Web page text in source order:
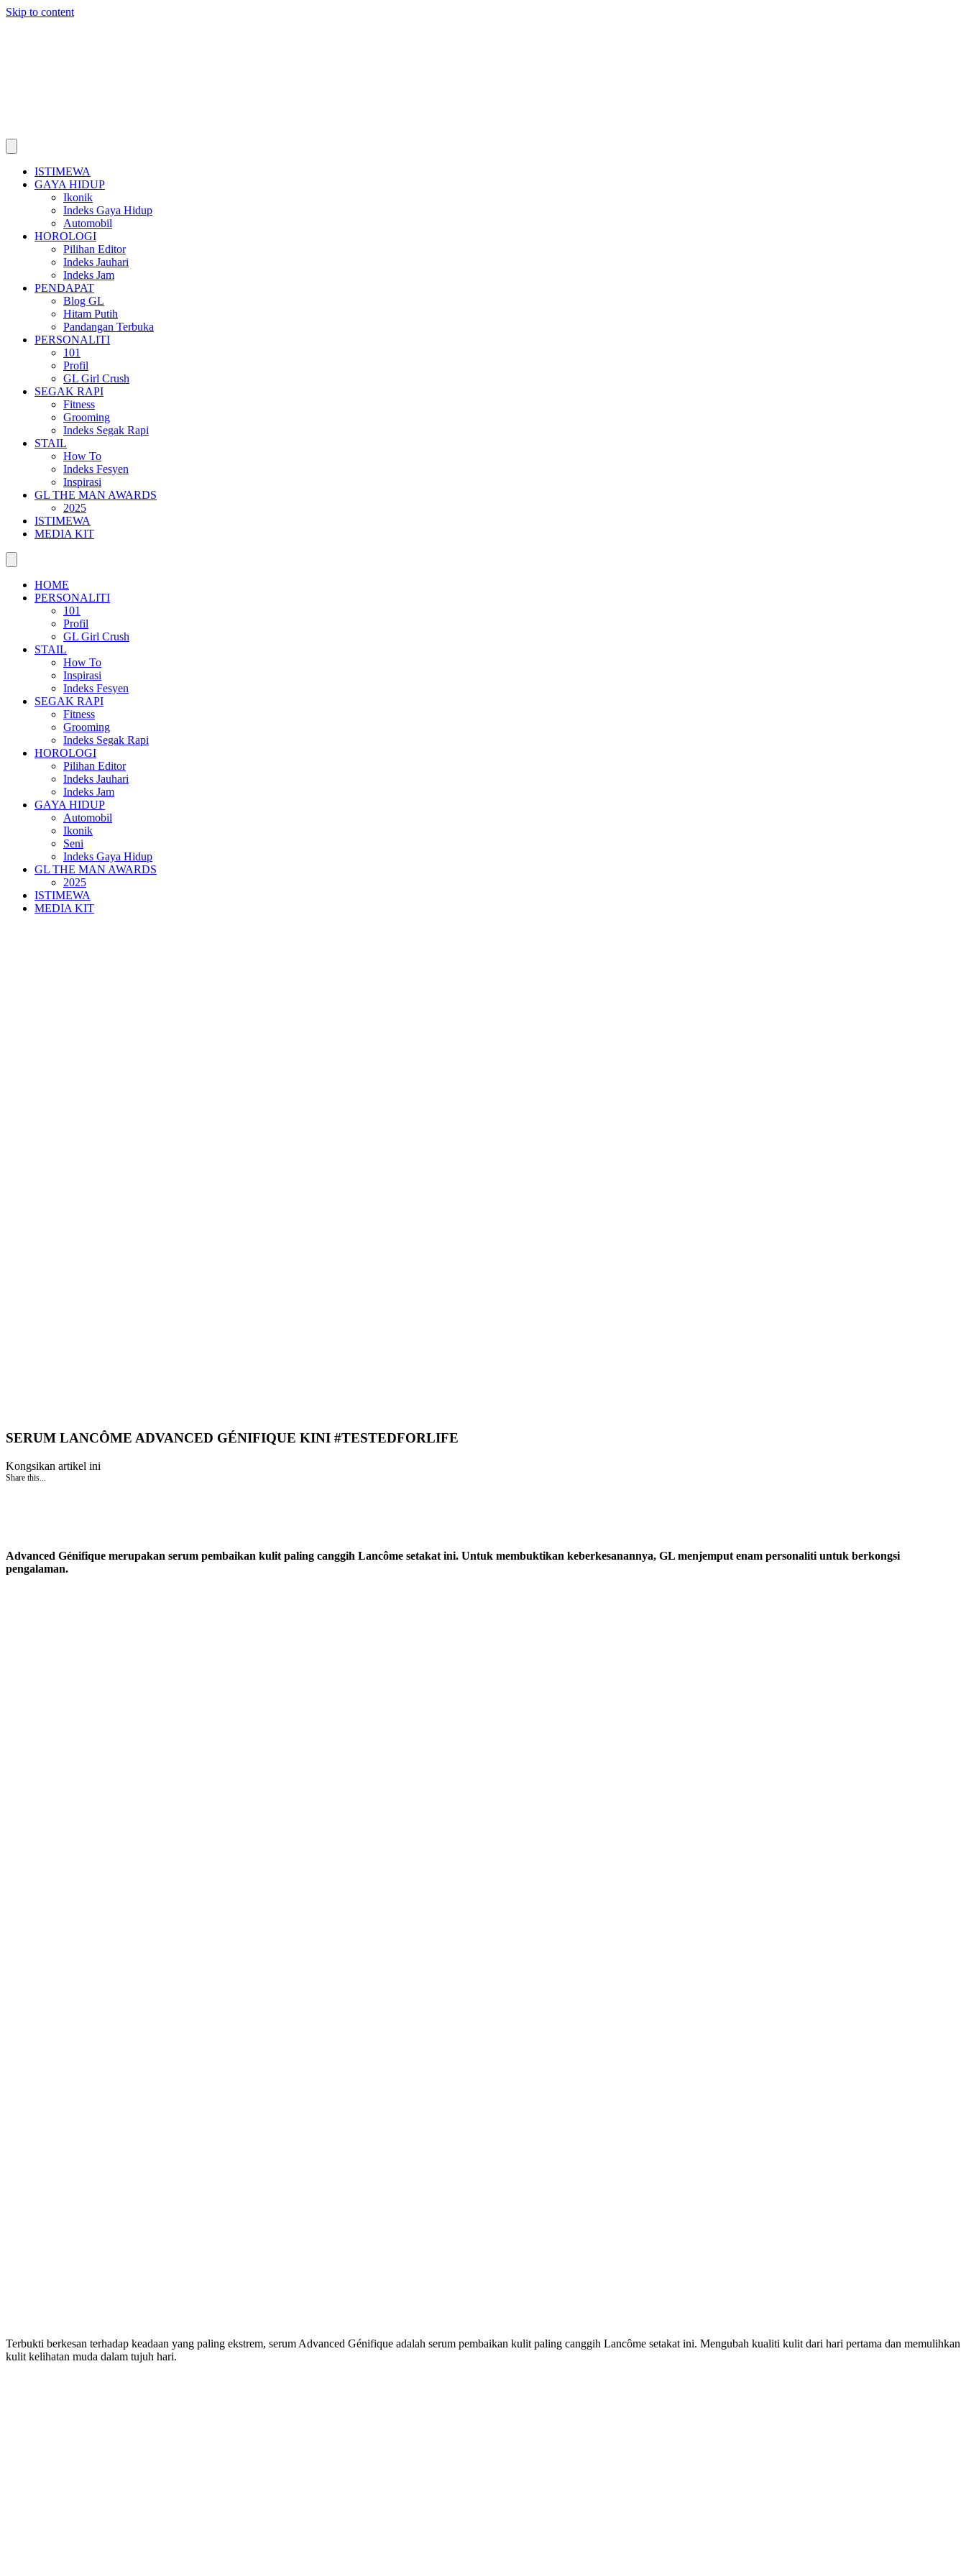
Skip to content
ISTIMEWA
GAYA HIDUP
Ikonik
Indeks Gaya Hidup
Automobil
HOROLOGI
Pilihan Editor
Indeks Jauhari
Indeks Jam
PENDAPAT
Blog GL
Hitam Putih
Pandangan Terbuka
PERSONALITI
101
Profil
GL Girl Crush
SEGAK RAPI
Fitness
Grooming
Indeks Segak Rapi
STAIL
How To
Indeks Fesyen
Inspirasi
GL THE MAN AWARDS
2025
ISTIMEWA
MEDIA KIT
HOME
PERSONALITI
101
Profil
GL Girl Crush
STAIL
How To
Inspirasi
Indeks Fesyen
SEGAK RAPI
Fitness
Grooming
Indeks Segak Rapi
HOROLOGI
Pilihan Editor
Indeks Jauhari
Indeks Jam
GAYA HIDUP
Automobil
Ikonik
Seni
Indeks Gaya Hidup
GL THE MAN AWARDS
2025
ISTIMEWA
MEDIA KIT
SERUM LANCÔME ADVANCED GÉNIFIQUE KINI #TESTEDFORLIFE
Kongsikan artikel ini
Share this...
Advanced Génifique merupakan serum pembaikan kulit paling canggih Lancôme setakat ini. Untuk membuktikan keberkesanannya, GL menjemput enam personaliti untuk berkongsi
pengalaman.
Terbukti berkesan terhadap keadaan yang paling ekstrem, serum Advanced Génifique adalah serum pembaikan kulit paling canggih Lancôme setakat ini. Mengubah kualiti kulit dari hari pertama dan memulihkan
kulit kelihatan muda dalam tujuh hari.